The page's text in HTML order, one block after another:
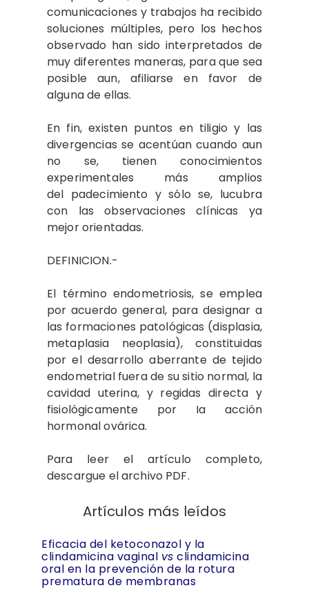
comunicaciones y trabajos ha recibido
soluciones múltiples, pero los hechos
observado han sido interpretados de
muy diferentes maneras, para que sea
posible aun, afiliarse en favor de
alguna de ellas.
En fin, existen puntos en tiligio y las
divergencias se acentúan cuando aun
no se, tienen conocimientos
experimentales más amplios
del padecimiento y sólo se, lucubra
con las observaciones clínicas ya
mejor orientadas.
DEFINICION.-
El término endometriosis, se emplea
por acuerdo general, para designar a
las formaciones patológicas (displasia,
metaplasia neoplasia), constituidas
por el desarrollo aberrante de tejido
endometrial fuera de su sitio normal, la
cavidad uterina, y regidas directa y
fisiológicamente por Ia acción
hormonal ovárica.
Para leer el artículo completo,
descargue el archivo PDF.
Artículos más leídos
Eficacia del ketoconazol y la
clindamicina vaginal vs clindamicina
oral en la prevención de la rotura
prematura de membranas